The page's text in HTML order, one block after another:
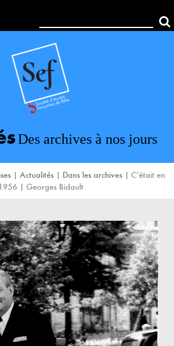
Des archives à nos jours
| Actualités| Dans les archives| C’était en
1956 | Georges Bidault